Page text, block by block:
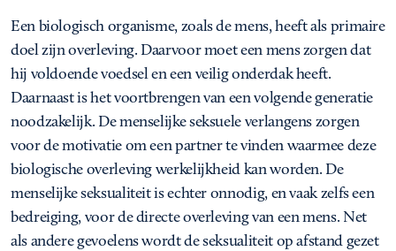
Een biologisch organisme, zoals de mens, heeft als primaire
doel zijn overleving. Daarvoor moet een mens zorgen dat
hij voldoende voedsel en een veilig onderdak heeft.
Daarnaast is het voortbrengen van een volgende generatie
noodzakelijk. De menselijke seksuele verlangens zorgen
voor de motivatie om een partner te vinden waarmee deze
biologische overleving werkelijkheid kan worden. De
menselijke seksualiteit is echter onnodig, en vaak zelfs een
bedreiging, voor de directe overleving van een mens. Net
als andere gevoelens wordt de seksualiteit op afstand gezet